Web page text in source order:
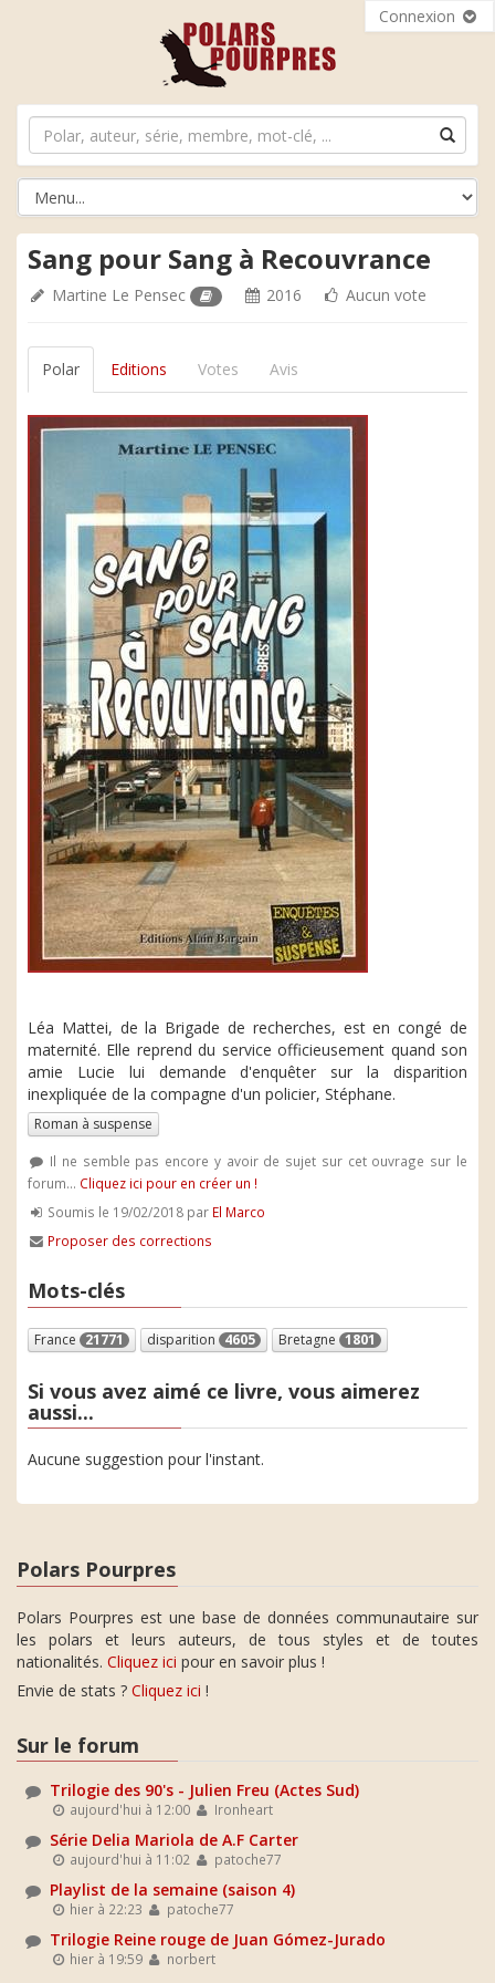
Connexion
Sang pour Sang à Recouvrance
Martine Le Pensec 2016 Aucun vote
Polar Editions Votes Avis
Léa Mattei, de la Brigade de recherches, est en congé de
maternité. Elle reprend du service officieusement quand son
amie Lucie lui demande d'enquêter sur la disparition
inexpliquée de la compagne d'un policier, Stéphane.
Roman à suspense
Il ne semble pas encore y avoir de sujet sur cet ouvrage sur le
forum... Cliquez ici pour en créer un !
Soumis le 19/02/2018 par El Marco
Proposer des corrections
Mots-clés
France 21771 disparition 4605 Bretagne 1801
Si vous avez aimé ce livre, vous aimerez
aussi...
Aucune suggestion pour l'instant.
Polars Pourpres
Polars Pourpres est une base de données communautaire sur
les polars et leurs auteurs, de tous styles et de toutes
nationalités. Cliquez ici pour en savoir plus !
Envie de stats ? Cliquez ici !
Sur le forum
Trilogie des 90's - Julien Freu (Actes Sud)
aujourd'hui à 12:00 Ironheart
Série Delia Mariola de A.F Carter
aujourd'hui à 11:02 patoche77
Playlist de la semaine (saison 4)
hier à 22:23 patoche77
Trilogie Reine rouge de Juan Gómez-Jurado
hier à 19:59 norbert